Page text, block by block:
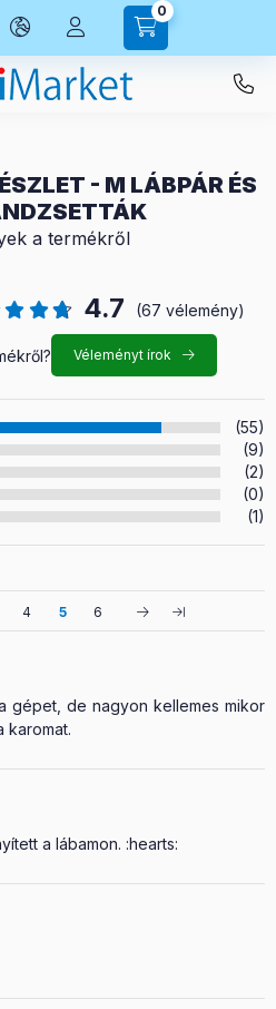
0
- M LÁBPÁR ÉS
a termékről
4.7 (67 vélemény)
Véleményt írok
(55)
(9)
(2)
(0)
(1)
4 5 6
gépet, de nagyon kellemes mikor
karomat.
a lábamon. :hearts: